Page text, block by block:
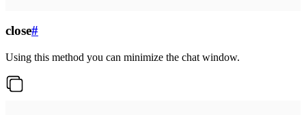
close#
Using this method you can minimize the chat window.